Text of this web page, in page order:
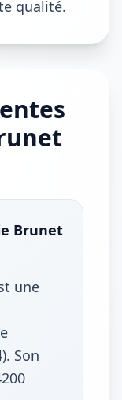
qualité.
Brunet
une
Son